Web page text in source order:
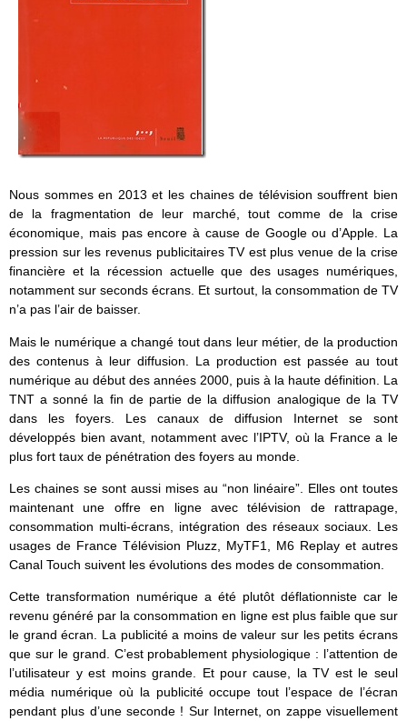
Nous sommes en 2013 et les chaines de télévision souffrent bien
de la fragmentation de leur marché, tout comme de la crise
économique, mais pas encore à cause de Google ou d’Apple. La
pression sur les revenus publicitaires TV est plus venue de la crise
financière et la récession actuelle que des usages numériques,
notamment sur seconds écrans. Et surtout, la consommation de TV
n’a pas l’air de baisser.
Mais le numérique a changé tout dans leur métier, de la production
des contenus à leur diffusion. La production est passée au tout
numérique au début des années 2000, puis à la haute définition. La
TNT a sonné la fin de partie de la diffusion analogique de la TV
dans les foyers. Les canaux de diffusion Internet se sont
développés bien avant, notamment avec l’IPTV, où la France a le
plus fort taux de pénétration des foyers au monde.
Les chaines se sont aussi mises au “non linéaire”. Elles ont toutes
maintenant une offre en ligne avec télévision de rattrapage,
consommation multi-écrans, intégration des réseaux sociaux. Les
usages de France Télévision Pluzz, MyTF1, M6 Replay et autres
Canal Touch suivent les évolutions des modes de consommation.
Cette transformation numérique a été plutôt déflationniste car le
revenu généré par la consommation en ligne est plus faible que sur
le grand écran. La publicité a moins de valeur sur les petits écrans
que sur le grand. C’est probablement physiologique : l’attention de
l’utilisateur y est moins grande. Et pour cause, la TV est le seul
média numérique où la publicité occupe tout l’espace de l’écran
pendant plus d’une seconde ! Sur Internet, on zappe visuellement